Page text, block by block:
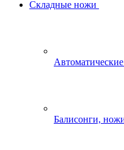
Складные ножи
Балисонги,